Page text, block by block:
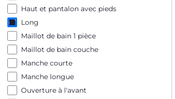
Haut et pantalon avec pieds
Long
Maillot de bain 1 pièce
Maillot de bain couche
Manche courte
Manche longue
Ouverture à l'avant